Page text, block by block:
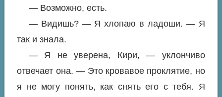
— Возможно, есть.
— Видишь? — Я хлопаю в ладоши. — Я
так и знала.
— Я не уверена, Кири, — уклончиво
отвечает она. — Это кровавое проклятие, но
я не могу понять, как снять его с тебя. Я